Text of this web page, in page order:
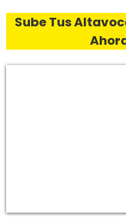
Sube Tus